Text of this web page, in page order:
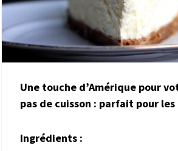
Une touche d’Amérique pour
pas de cuisson : parfait pour les
Ingrédients :